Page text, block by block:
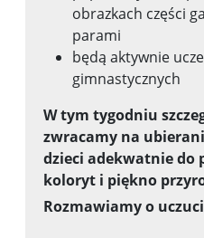
obrazkach części
parami
będą aktywnie
gimnastycznych
W tym tygodniu
zwracamy na
dzieci adekwatnie do
koloryt i piękno
Rozmawiamy o